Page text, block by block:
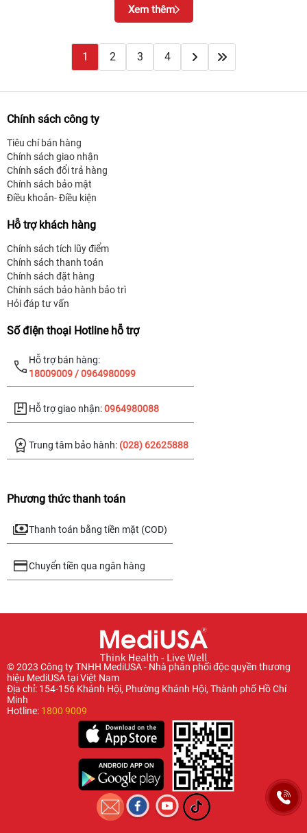
Xem thêm
1 2 3 4
Chính sách công ty
Tiêu chí bán hàng
Chính sách giao nhận
Chính sách đổi trả hàng
Chính sách bảo mật
Điều khoản- Điều kiện
Hỗ trợ khách hàng
Chính sách tích lũy điểm
Chính sách thanh toán
Chính sách đặt hàng
Chính sách bảo hành bảo trì
Hỏi đáp tư vấn
Số điện thoại Hotline hỗ trợ
Hỗ trợ bán hàng:
18009009 / 0964980099
Hỗ trợ giao nhận:0964980088
Trung tâm bảo hành: (028) 62625888
Phương thức thanh toán
Thanh toán bằng tiền mặt (COD)
Chuyển tiền qua ngân hàng
© 2023 Công ty TNHH MediUSA - Nhà phân phối độc quyền thương
hiệu MediUSA tại Việt Nam
Địa chỉ: 154-156 Khánh Hội, Phường Khánh Hội, Thành phố Hồ Chí
Minh
Hotline: 1800 9009